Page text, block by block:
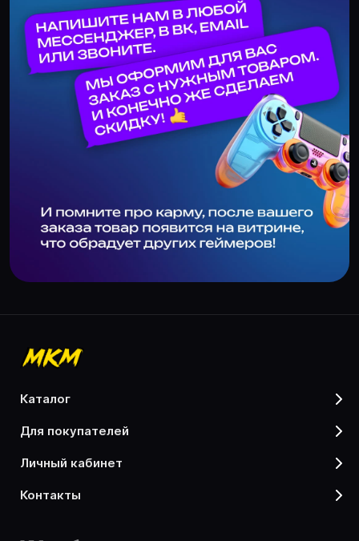
каталог
для покупателей
личный кабинет
контакты